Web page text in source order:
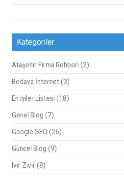
Kategoriler
Ataşehir Firma Rehberi (2)
Bedava İnternet(3)
En iyiler Listesi (18)
Genel Blog (7)
Google SEO (26)
Güncel Blog (9)
Ivır Zıvır(8)